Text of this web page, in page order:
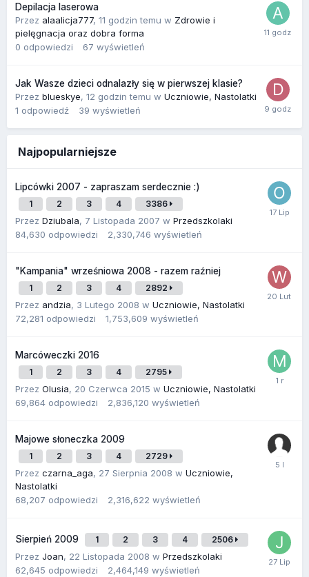
Depilacja laserowa
Przez alaalicja777, 11 godzin temu w Zdrowie i
pielęgnacja oraz dobra forma
0 odpowiedzi 67 wyświetleń
Jak Wasze dzieci odnalazły się w pierwszej klasie?
Przez blueskye, 12 godzin temu w Uczniowie, Nastolatki
1 odpowiedź 39 wyświetleń
Najpopularniejsze
Lipcówki 2007 - zapraszam serdecznie :)
1 2 3 4 3386
Przez Dziubala, 7 Listopada 2007 w Przedszkolaki
84,630 odpowiedzi 2,330,746 wyświetleń
"Kampania" wrześniowa 2008 - razem raźniej
1 2 3 4 2892
Przez andzia, 3 Lutego 2008 w Uczniowie, Nastolatki
72,281 odpowiedzi 1,753,609 wyświetleń
Marcóweczki 2016
1 2 3 4 2795
Przez Olusia, 20 Czerwca 2015 w Uczniowie, Nastolatki
69,864 odpowiedzi 2,836,120 wyświetleń
Majowe słoneczka 2009
1 2 3 4 2729
Przez czarna_aga, 27 Sierpnia 2008 w Uczniowie,
Nastolatki
68,207 odpowiedzi 2,316,622 wyświetleń
Sierpień 2009 1 2 3 4 2506
Przez Joan, 22 Listopada 2008 w Przedszkolaki
62,645 odpowiedzi 2,464,149 wyświetleń